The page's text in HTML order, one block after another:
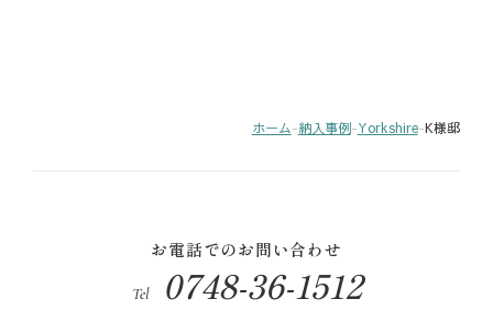
ホーム-納入事例-Yorkshire-K様邸
お電話でのお問い合わせ
0748-36-1512